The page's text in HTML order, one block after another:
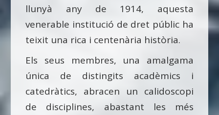
llunyà any de 1914, aquesta
venerable institució de dret públic ha
teixit una rica i centenària història.
Els seus membres, una amalgama
única de distingits acadèmics i
catedràtics, abracen un calidoscopi
de disciplines, abastant les més